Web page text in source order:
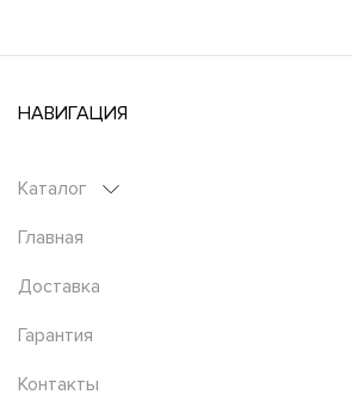
НАВИГАЦИЯ
Каталог
Главная
Доставка
Гарантия
Контакты